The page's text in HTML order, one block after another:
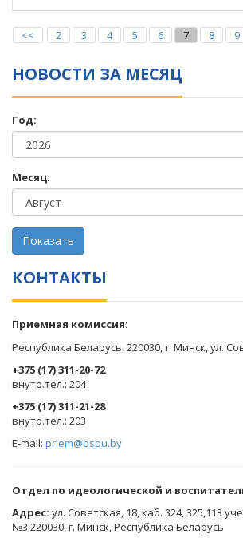
<< 2 3 4 5 6 7 8 9
НОВОСТИ ЗА МЕСЯЦ
Год:
Месяц:
КОНТАКТЫ
Приемная комиссия:
Республика Беларусь, 220030, г. Минск, ул.
+375 (17) 311-20-72
​внутр.тел.: 204
+375 (17) 311-21-28
​внутр.тел.: 203
E-mail: priem@bspu.by
Отдел по идеологической и
Адрес: ул. Советская, 18, каб. 324, 325,113
№3 220030, г. Минск, Республика Беларусь